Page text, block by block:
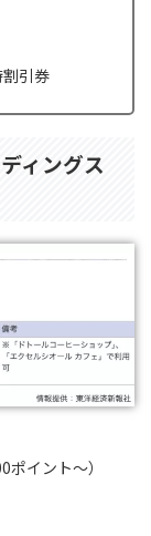
引券
ィングス
イント〜）